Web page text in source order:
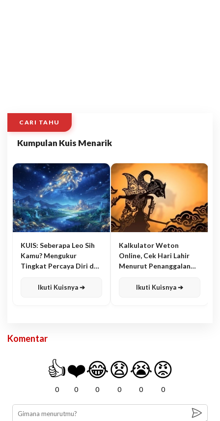
CARI TAHU
Kumpulan Kuis Menarik
KUIS: Seberapa Leo Sih
Kamu? Mengukur
Tingkat Percaya Diri dan
Ikuti Kuisnya ➔
Kalkulator Weton
Online, Cek Hari Lahir
Menurut Penanggalan
Ikuti Kuisnya ➔
Komentar
👍
0
❤️
0
😂
0
😧
0
😭
0
😡
0